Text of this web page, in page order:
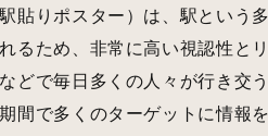
貼りポスター）は、駅という
るため、非常に高い視認性と
どで毎日多くの人々が行き交
間で多くのターゲットに情報